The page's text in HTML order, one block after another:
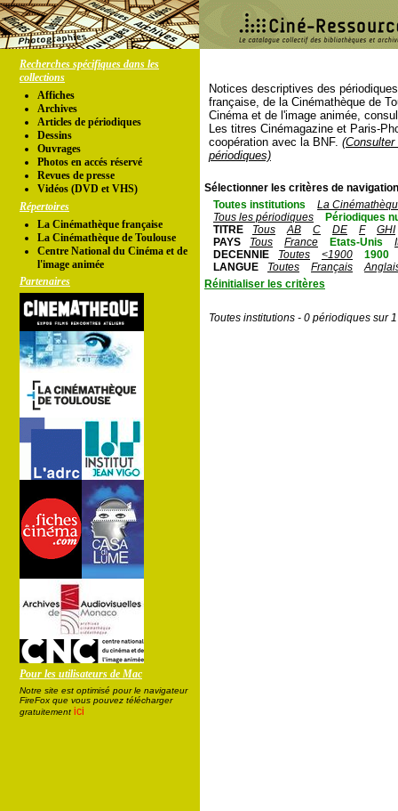
Recherches spécifiques dans les
collections
Affiches
Archives
Articles de périodiques
Dessins
Ouvrages
Photos en accés réservé
Revues de presse
Vidéos (DVD et VHS)
Répertoires
La Cinémathèque française
La Cinémathèque de Toulouse
Centre National du Cinéma et de
l'image animée
Partenaires
Pour les utilisateurs de Mac
Notre site est optimisé pour le navigateur
FireFox que vous pouvez télécharger
gratuitement ici
Notices descriptives des
française, de la Cinémathèque de
Cinéma et de l'image animée,
Les titres Cinémagazine et Paris-
coopération avec la BNF.
périodiques)
Sélectionner les critères de
Toutes institutions
La
Tous les périodiques
Périodiques
TITRE
Tous AB C DE F
GHI
PAYS
Tous France Etats-Unis
DECENNIE
Toutes <1900
1900
LANGUE
Toutes Français
Réinitialiser les critères
Toutes institutions - 0 périodiques sur